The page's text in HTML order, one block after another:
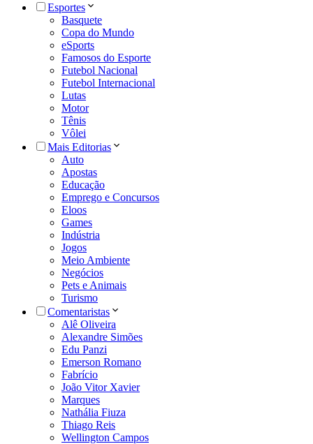
Esportes
Basquete
Copa do Mundo
eSports
Famosos do Esporte
Futebol Nacional
Futebol Internacional
Lutas
Motor
Tênis
Vôlei
Mais Editorias
Auto
Apostas
Educação
Emprego e Concursos
Eloos
Games
Indústria
Jogos
Meio Ambiente
Negócios
Pets e Animais
Turismo
Comentaristas
Alê Oliveira
Alexandre Simões
Edu Panzi
Emerson Romano
Fabrício
João Vitor Xavier
Marques
Nathália Fiuza
Thiago Reis
Wellington Campos